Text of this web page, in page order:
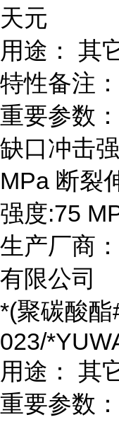
天元
用途： 其
特性备注
重要参数
缺口冲击
MPa 断裂
强度:75
生产厂商
有限公司
*(聚碳酸酯
023/
用途： 其
重要参数